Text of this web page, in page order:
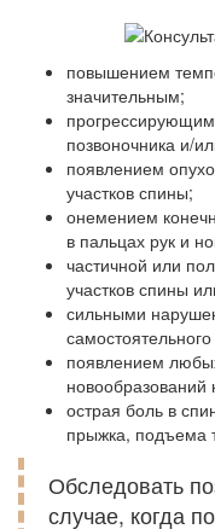
повышением
значительным;
позвоночника и/
появлением
участков спины;
онемением
в пальцах рук и
частичной или
участков спины
сильными
появлением
новообразований
острая боль в
прыжка, подъема
Обследовать
случае, когда